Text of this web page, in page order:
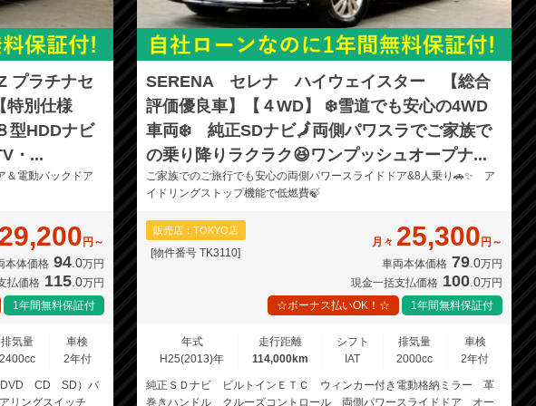
ラチナセ
特別仕様
型HDDナビ
・...
＆電動バックドア
29,200 円～
本体価格 94.0万円
払価格 115.0万円
1年間無料保証付
排気量
2400cc
車検
2年付
DVD CD SD）バ
リングスイッチ
SERENA セレナ ハイウェイスター 【総合
評価優良車】【４WD】 ❄️雪道でも安心の4WD
車両❄️ 純正SDナビ🗾両側パワスラでご家族で
の乗り降りラクラク😆ワンプッシュオープナ...
ご家族でのご旅行でも安心の両側パワースライドドア&8人乗り🚗✨ ア
イドリングストップ機能で低燃費🍃
販売店：TOKYO店
[物件番号 TK3110]
月々 25,300 円～
車両本体価格 79.0万円
現金一括支払価格 100.0万円
☆ボーナス払いOK！☆
1年間無料保証付
年式
H25(2013)年
走行距離
114,000km
シフト
IAT
排気量
2000cc
車検
2年付
純正ＳＤナビ ビルトインＥＴＣ ウィンカー付き電動格納ミラー 革
巻きハンドル クルーズコントロール 両側パワースライドドア オー